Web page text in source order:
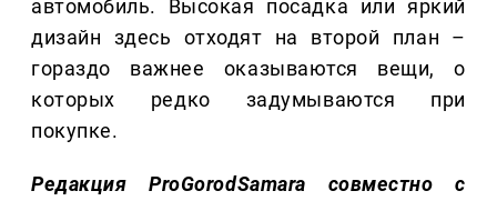
автомобиль. Высокая посадка или яркий
дизайн здесь отходят на второй план –
гораздо важнее оказываются вещи, о
которых редко задумываются при
покупке.
Редакция ProGorodSamara совместно с